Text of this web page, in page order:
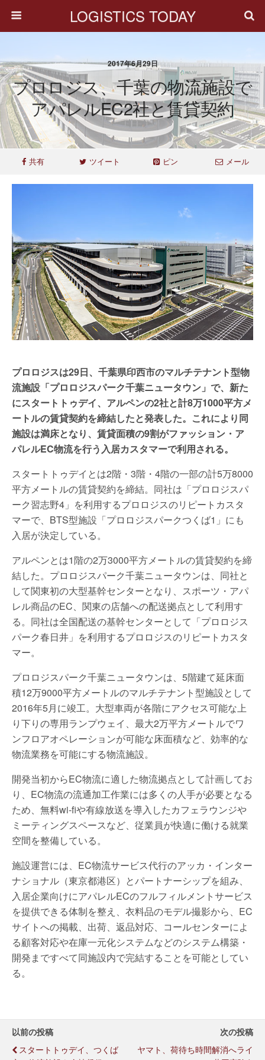
LOGISTICS TODAY
2017年6月29日
プロロジス、千葉の物流施設で
アパレルEC2社と賃貸契約
共有 ツイート ピン メール
プロロジスは29日、千葉県印西市のマルチテナント型物
流施設「プロロジスパーク千葉ニュータウン」で、新た
にスタートトゥデイ、アルペンの2社と計8万1000平方メ
ートルの賃貸契約を締結したと発表した。これにより同
施設は満床となり、賃貸面積の9割がファッション・ア
パレルEC物流を行う入居カスタマーで利用される。
スタートトゥデイとは2階・3階・4階の一部の計5万8000
平方メートルの賃貸契約を締結。同社は「プロロジスパ
ーク習志野4」を利用するプロロジスのリピートカスタ
マーで、BTS型施設「プロロジスパークつくば1」にも
入居が決定している。
アルペンとは1階の2万3000平方メートルの賃貸契約を締
結した。プロロジスパーク千葉ニュータウンは、同社と
して関東初の大型基幹センターとなり、スポーツ・アパ
レル商品のEC、関東の店舗への配送拠点として利用す
る。同社は全国配送の基幹センターとして「プロロジス
パーク春日井」を利用するプロロジスのリピートカスタ
マー。
プロロジスパーク千葉ニュータウンは、5階建て延床面
積12万9000平方メートルのマルチテナント型施設として
2016年5月に竣工。大型車両が各階にアクセス可能な上
り下りの専用ランプウェイ、最大2万平方メートルでワ
ンフロアオペレーションが可能な床面積など、効率的な
物流業務を可能にする物流施設。
開発当初からEC物流に適した物流拠点として計画してお
り、EC物流の流通加工作業には多くの人手が必要となる
ため、無料wi-fiや有線放送を導入したカフェラウンジや
ミーティングスペースなど、従業員が快適に働ける就業
空間を整備している。
施設運営には、EC物流サービス代行のアッカ・インター
ナショナル（東京都港区）とパートナーシップを組み、
入居企業向けにアパレルECのフルフィルメントサービス
を提供できる体制を整え、衣料品のモデル撮影から、EC
サイトへの掲載、出荷、返品対応、コールセンターによ
る顧客対応や在庫一元化システムなどのシステム構築・
開発まですべて同施設内で完結することを可能としてい
る。
以前の投稿
スタートトゥデイ、つくば
次の投稿
ヤマト、荷待ち時間解消へライ